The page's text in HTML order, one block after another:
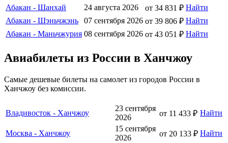
Абакан - Шанхай
24 августа 2026 от 34 831 ₽ Найти
Абакан - Шэньчжэнь
07 сентября 2026 от 39 806 ₽ Найти
Абакан - Маньчжурия 08 сентября 2026 от 43 051 ₽ Найти
Авиабилеты из России в Ханчжоу
Самые дешевые билеты на самолет из городов России в
Ханчжоу без комиссии.
Владивосток - Ханчжоу
23 сентября
2026
от 11 433 ₽ Найти
Москва - Ханчжоу
15 сентября
2026
от 20 133 ₽ Найти